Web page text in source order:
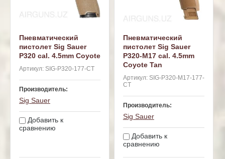
Пневматический
пистолет Sig Sauer
P320 cal. 4.5mm Coyote
Артикул: SIG-P320-177-CT
Производитель:
Sig Sauer
Добавить к
сравнению
Пневматический
пистолет Sig Sauer
P320-M17 cal. 4.5mm
Coyote Tan
Артикул:SIG-P320-M17-177-
CT
Производитель:
Sig Sauer
Добавить к
сравнению